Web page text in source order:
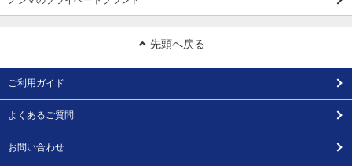
先頭へ戻る
ご利用ガイド
よくあるご質問
お問い合わせ